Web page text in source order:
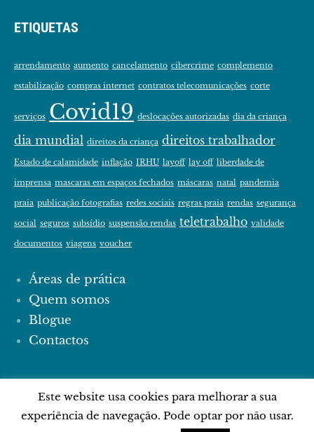
ETIQUETAS
arrendamento aumento cancelamento cibercrime complemento
estabilização compras internet contratos telecomunicações corte
serviços Covid19 deslocações autorizadas dia da criança
dia mundial direitos da criança direitos trabalhador
Estado de calamidade inflação IRHU layoff lay off liberdade de
imprensa mascaras em espaços fechados máscaras natal pandemia
praia publicação fotografias redes sociais regras praia rendas segurança
social seguros subsídio suspensão rendas teletrabalho validade
documentos viagens voucher
Áreas de prática
Quem somos
Blogue
Contactos
© 2024 PP ADVOGADAS | Tema por
GermanThemes | Design por
Este website usa cookies para melhorar a sua
experiência de navegação. Pode optar por não usar.